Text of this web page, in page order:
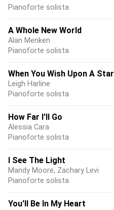
Pianoforte solista
A Whole New World
Alan Menken
Pianoforte solista
When You Wish Upon A Star
Leigh Harline
Pianoforte solista
How Far I'll Go
Alessia Cara
Pianoforte solista
I See The Light
Mandy Moore, Zachary Levi
Pianoforte solista
You'll Be In My Heart